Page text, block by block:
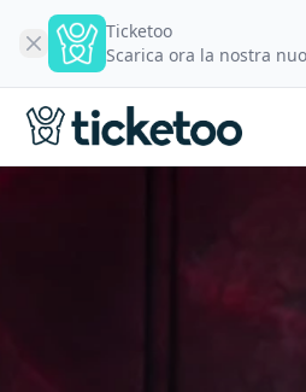
Ticketoo
Scarica ora la nostra